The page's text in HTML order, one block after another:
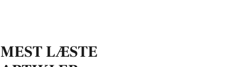
MEST LÆSTE